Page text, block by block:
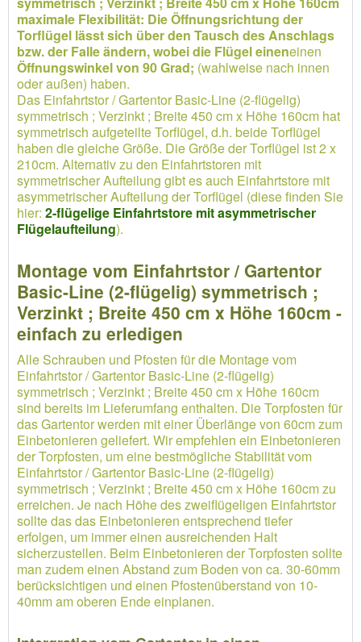
maximale Flexibilität: Die Öffnungsrichtung der
Torflügel lässt sich über den Tausch des Anschlags
bzw. der Falle ändern, wobei die Flügel eineneinen
Öffnungswinkel von 90 Grad; (wahlweise nach innen
oder außen) haben.
Das Einfahrtstor / Gartentor Basic-Line (2-flügelig)
symmetrisch ; Verzinkt ; Breite 450 cm x Höhe 160cm hat
symmetrisch aufgeteilte Torflügel, d.h. beide Torflügel
haben die gleiche Größe. Die Größe der Torflügel ist 2 x
210cm. Alternativ zu den Einfahrtstoren mit
symmetrischer Aufteilung gibt es auch Einfahrtstore mit
asymmetrischer Aufteilung der Torflügel (diese finden Sie
hier: 2-flügelige Einfahrtstore mit asymmetrischer
Flügelaufteilung).
Montage vom Einfahrtstor / Gartentor
Basic-Line (2-flügelig) symmetrisch ;
Verzinkt ; Breite 450 cm x Höhe 160cm -
einfach zu erledigen
Alle Schrauben und Pfosten für die Montage vom
Einfahrtstor / Gartentor Basic-Line (2-flügelig)
symmetrisch ; Verzinkt ; Breite 450 cm x Höhe 160cm
sind bereits im Lieferumfang enthalten. Die Torpfosten für
das Gartentor werden mit einer Überlänge von 60cm zum
Einbetonieren geliefert. Wir empfehlen ein Einbetonieren
der Torpfosten, um eine bestmögliche Stabilität vom
Einfahrtstor / Gartentor Basic-Line (2-flügelig)
symmetrisch ; Verzinkt ; Breite 450 cm x Höhe 160cm zu
erreichen. Je nach Höhe des zweiflügeligen Einfahrtstor
sollte das das Einbetonieren entsprechend tiefer
erfolgen, um immer einen ausreichenden Halt
sicherzustellen. Beim Einbetonieren der Torpfosten sollte
man zudem einen Abstand zum Boden von ca. 30-60mm
berücksichtigen und einen Pfostenüberstand von 10-
40mm am oberen Ende einplanen.